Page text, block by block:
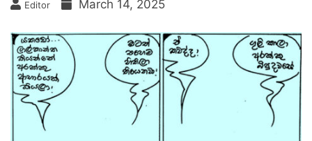
Editor March 14, 2025